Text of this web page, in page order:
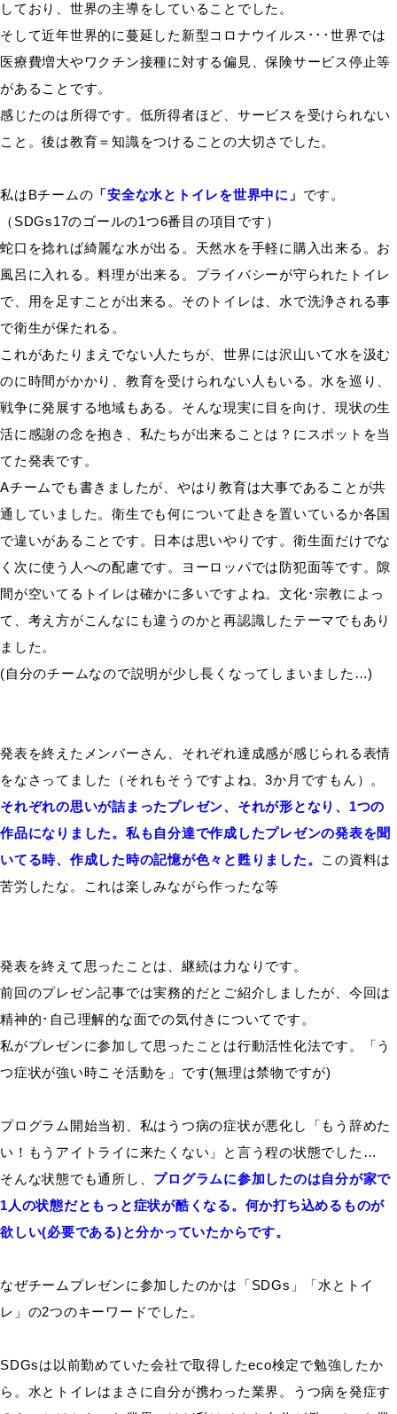
しており、世界の主導をしていることでした。
そして近年世界的に蔓延した新型コロナウイルス･･･世界では
医療費増大やワクチン接種に対する偏見、保険サービス停止等
があることです。
感じたのは所得です。低所得者ほど、サービスを受けられない
こと。後は教育＝知識をつけることの大切さでした。
私はBチームの 「安全な水とトイレを世界中に」 です。
（SDGs17のゴールの1つ6番目の項目です）
蛇口を捻れば綺麗な水が出る。天然水を手軽に購入出来る。お
風呂に入れる。料理が出来る。プライバシーが守られたトイレ
で、用を足すことが出来る。そのトイレは、水で洗浄される事
で衛生が保たれる。
これがあたりまえでない人たちが、世界には沢山いて水を汲む
のに時間がかかり、教育を受けられない人もいる。水を巡り、
戦争に発展する地域もある。そんな現実に目を向け、現状の生
活に感謝の念を抱き、私たちが出来ることは？にスポットを当
てた発表です。
Aチームでも書きましたが、やはり教育は大事であることが共
通していました。衛生でも何について赴きを置いているか各国
で違いがあることです。日本は思いやりです。衛生面だけでな
く次に使う人への配慮です。ヨーロッパでは防犯面等です。隙
間が空いてるトイレは確かに多いですよね。文化･宗教によっ
て、考え方がこんなにも違うのかと再認識したテーマでもあり
ました。
(自分のチームなので説明が少し長くなってしまいました…)
発表を終えたメンバーさん、それぞれ達成感が感じられる表情
をなさってました（それもそうですよね。3か月ですもん）。
それぞれの思いが詰まったプレゼン、それが形となり、1つの
作品になりました。私も自分達で作成したプレゼンの発表を聞
いてる時、作成した時の記憶が色々と甦りました。
この資料は
苦労したな。これは楽しみながら作ったな等
発表を終えて思ったことは、継続は力なりです。
前回のプレゼン記事では実務的だとご紹介しましたが、今回は
精神的･自己理解的な面での気付きについてです。
私がプレゼンに参加して思ったことは行動活性化法です。「う
つ症状が強い時こそ活動を」です(無理は禁物ですが)
プログラム開始当初、私はうつ病の症状が悪化し「もう辞めた
い！もうアイトライに来たくない」と言う程の状態でした…
そんな状態でも通所し、 プログラムに参加したのは自分が家で
1人の状態だともっと症状が酷くなる。何か打ち込めるものが
欲しい(必要である)と分かっていたからです。
なぜチームプレゼンに参加したのかは「SDGs」「水とトイ
レ」の2つのキーワードでした。
SDGsは以前勤めていた会社で取得したeco検定で勉強したか
ら。水とトイレはまさに自分が携わった業界。うつ病を発症す